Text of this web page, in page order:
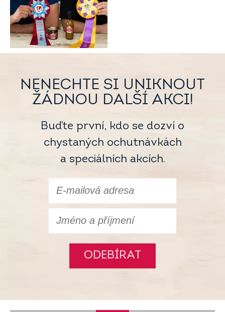
NENECHTE SI UNIKNOUT
ŽÁDNOU DALŠÍ AKCI!
Buďte první, kdo se dozví o
chystaných ochutnávkách
a speciálních akcích.
ODEBÍRAT